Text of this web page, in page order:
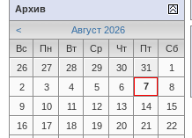
Архив
<
Август 2026
Вс
Пн Вт Ср Чт Пт
Сб
26
27 28 29 30 31
1
2
3 4 5 6 7
8
9
10 11 12 13 14
15
16
17 18 19 20 21
22